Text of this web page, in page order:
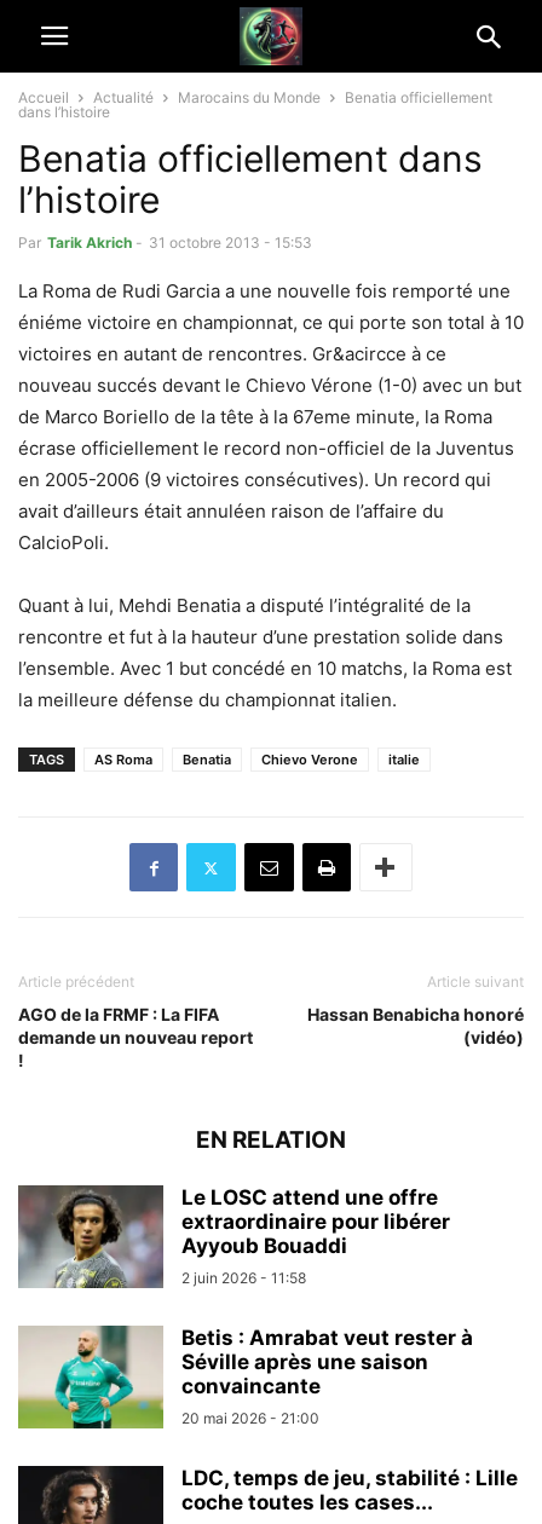
Accueil Actualité Marocains du Monde
Benatia officiellement
dans l’histoire
Benatia officiellement dans
l’histoire
Par Tarik Akrich - 31 octobre 2013 - 15:53
La Roma de Rudi Garcia a une nouvelle fois remporté une
éniéme victoire en championnat, ce qui porte son total à 10
victoires en autant de rencontres. Gr&acircce à ce
nouveau succés devant le Chievo Vérone (1-0) avec un but
de Marco Boriello de la tête à la 67eme minute, la Roma
écrase officiellement le record non-officiel de la Juventus
en 2005-2006 (9 victoires consécutives). Un record qui
avait d’ailleurs était annuléen raison de l’affaire du
CalcioPoli.
Quant à lui, Mehdi Benatia a disputé l’intégralité de la
rencontre et fut à la hauteur d’une prestation solide dans
l’ensemble. Avec 1 but concédé en 10 matchs, la Roma est
la meilleure défense du championnat italien.
TAGS AS Roma Benatia Chievo Verone italie
Article précédent
AGO de la FRMF : La FIFA
demande un nouveau report
!
Article suivant
Hassan Benabicha honoré
(vidéo)
EN RELATION
Le LOSC attend une offre
extraordinaire pour libérer
Ayyoub Bouaddi
2 juin 2026 - 11:58
Betis : Amrabat veut rester à
Séville après une saison
convaincante
20 mai 2026 - 21:00
LDC, temps de jeu, stabilité : Lille
coche toutes les cases...